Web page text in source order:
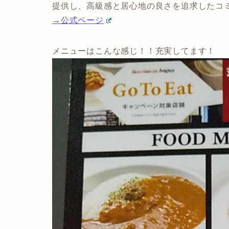
提供し、高級感と居心地の良さを追求したコ
→公式ページ
メニューはこんな感じ！！充実してます！